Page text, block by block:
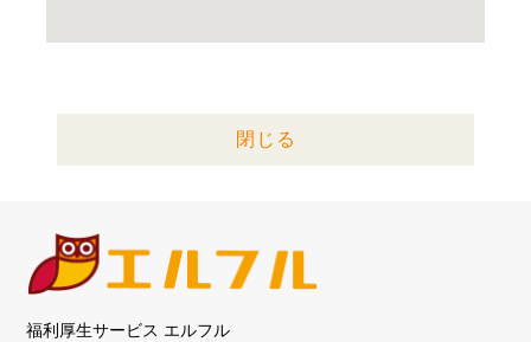
閉じる
福利厚生サービス エルフル